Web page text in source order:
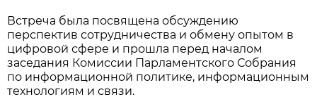
Встреча была посвящена обсуждению
перспектив сотрудничества и обмену опытом в
цифровой сфере и прошла перед началом
заседания Комиссии Парламентского Собрания
по информационной политике, информационным
технологиям и связи.